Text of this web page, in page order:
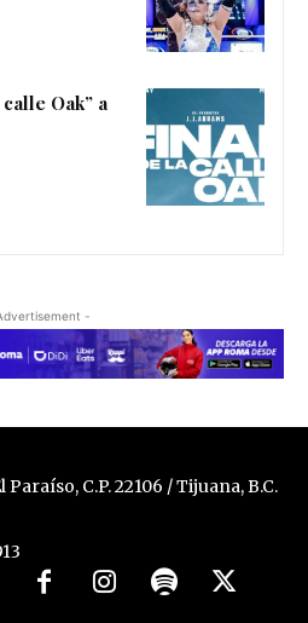
Oak” a
-
Paraíso, C.P. 22106 / Tijuana, B.C.